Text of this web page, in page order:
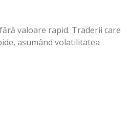
valoare rapid. Traderii care
asumând volatilitatea